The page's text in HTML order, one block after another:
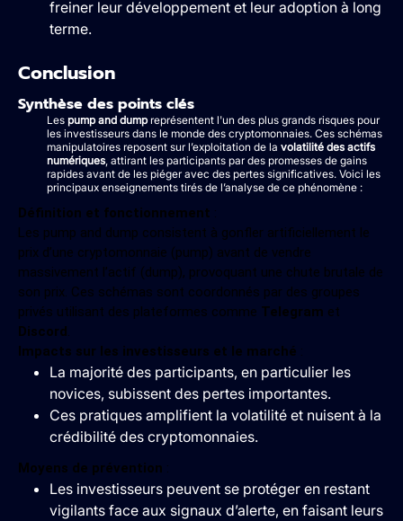
freiner leur développement et leur adoption à long
terme.
Conclusion
Synthèse des points clés
Les pump and dumpreprésentent l'un des plus grands risques pour
les investisseurs dans le monde des cryptomonnaies. Ces schémas
manipulatoires reposent sur l’exploitation de la volatilité des actifs
numériques, attirant les participants par des promesses de gains
rapides avant de les piéger avec des pertes significatives. Voici les
principaux enseignements tirés de l’analyse de ce phénomène :
Définition et fonctionnement :
Les pump and dump consistent à gonfler artificiellement le
prix d’une cryptomonnaie (pump) avant de vendre
massivement l’actif (dump), provoquant une chute brutale de
son prix. Ces schémas sont coordonnés par des groupes
privés utilisant des plateformes comme Telegram et
Discord.
Impacts sur les investisseurs et le marché :
La majorité des participants, en particulier les
novices, subissent des pertes importantes.
Ces pratiques amplifient la volatilité et nuisent à la
crédibilité des cryptomonnaies.
Moyens de prévention :
Les investisseurs peuvent se protéger en restant
vigilants face aux signaux d’alerte, en faisant leurs